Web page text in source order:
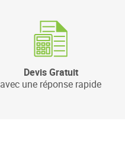
Devis Gratuit
avec une réponse rapide